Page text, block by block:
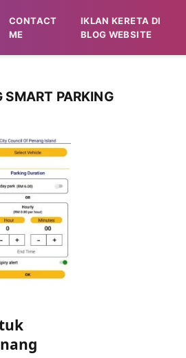
CONTACT
ME
IKLAN KERETA DI
BLOG WEBSITE
SMART PARKING